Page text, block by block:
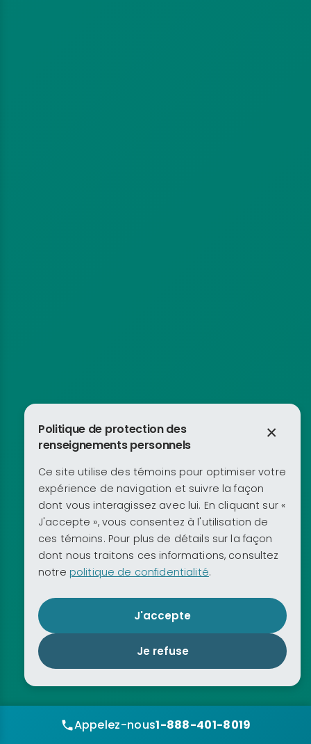
×
Politique de protection des
renseignements personnels
Ce site utilise des témoins pour optimiser votre
expérience de navigation et suivre la façon
dont vous interagissez avec lui. En cliquant sur «
J'accepte », vous consentez à l'utilisation de
ces témoins. Pour plus de détails sur la façon
dont nous traitons ces informations, consultez
notre politique de confidentialité.
Je refuse
J'accepte
Appelez-nous1-888-401-8019